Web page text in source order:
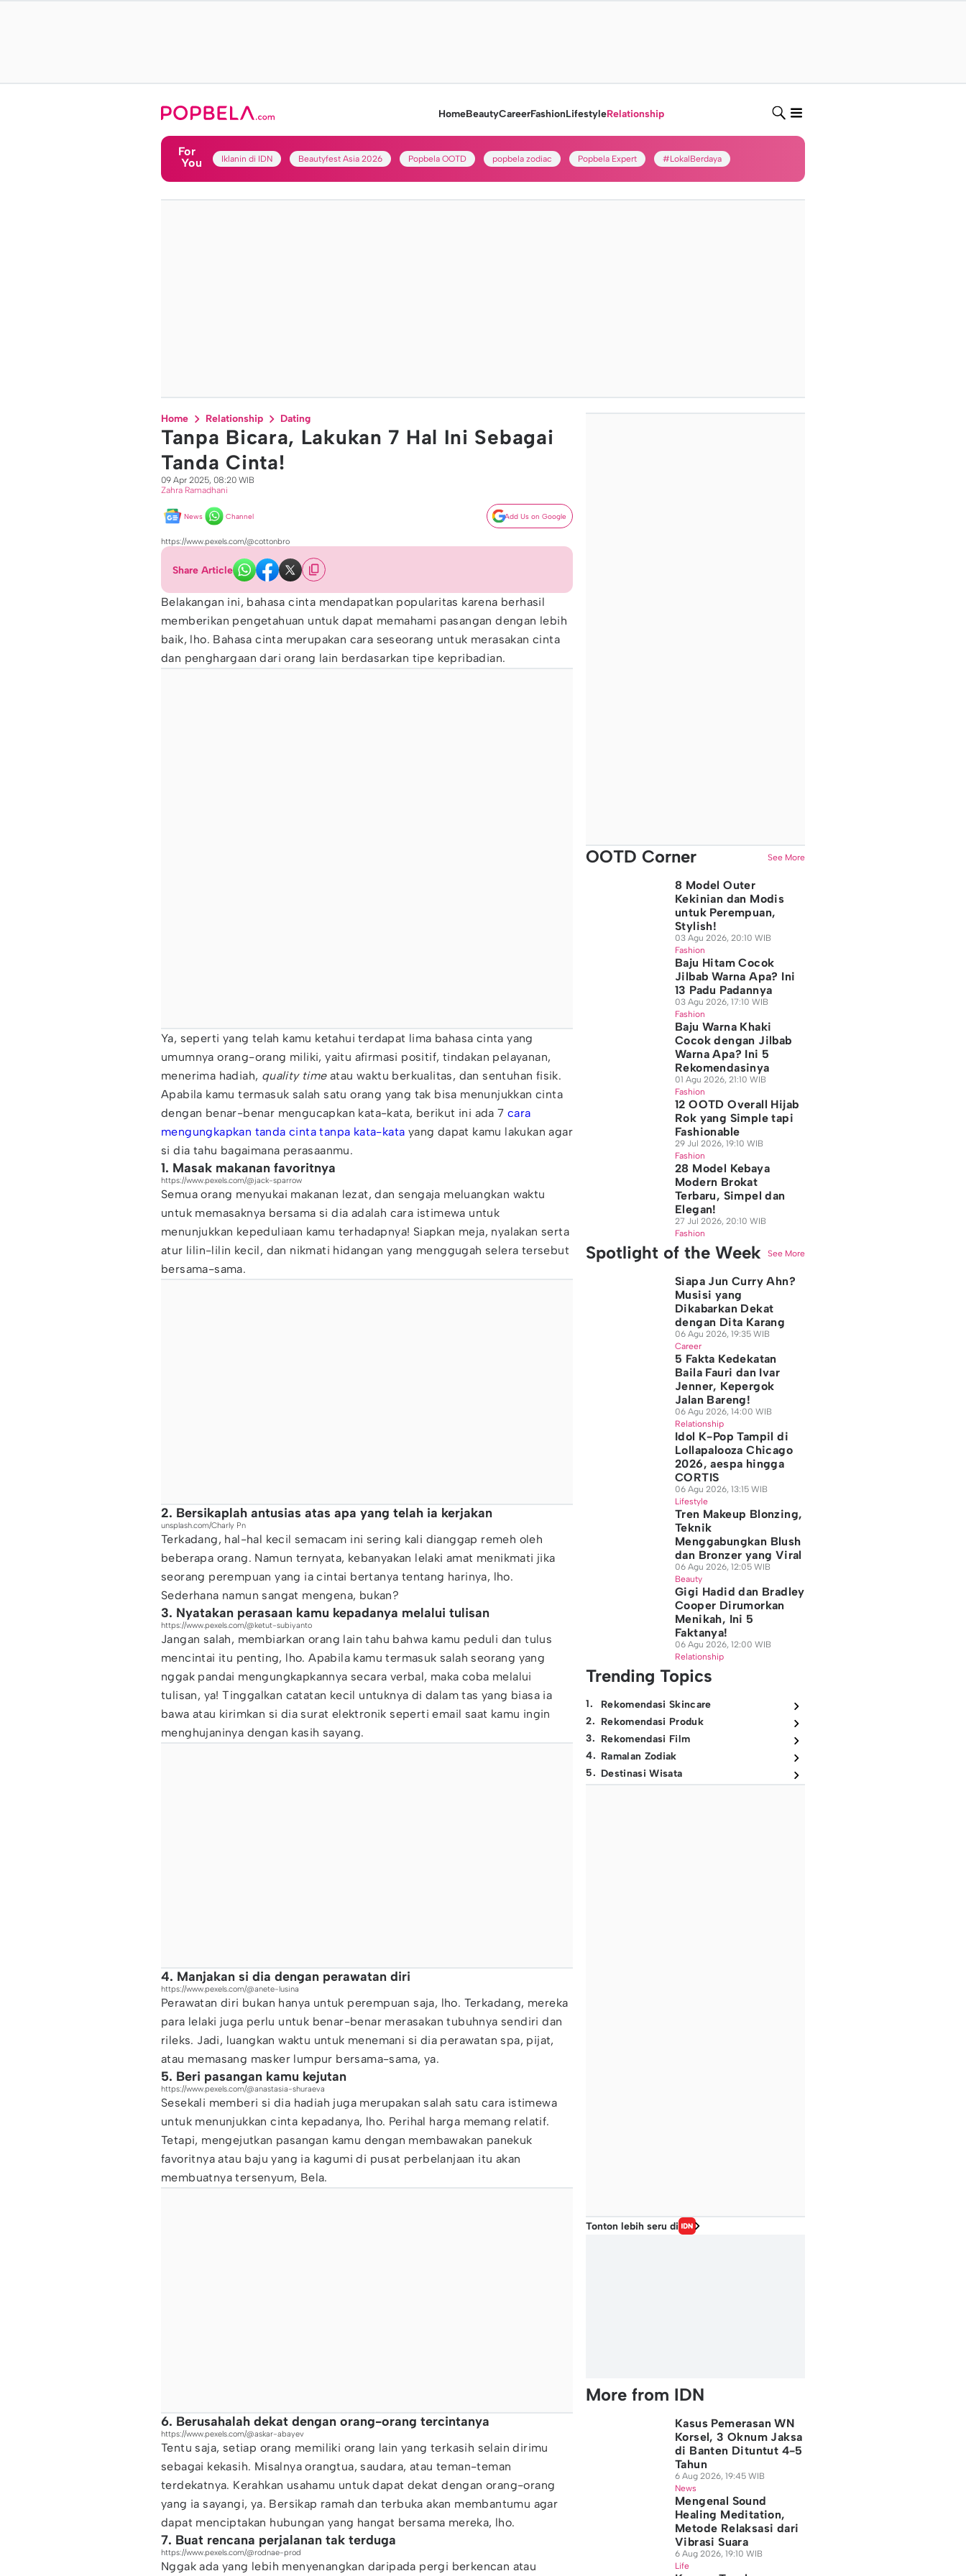
HomeBeautyCareerFashionLifestyleRelationship
For
You
Iklanin di IDN Beautyfest Asia 2026 Popbela OOTD popbela zodiac Popbela Expert #LokalBerdaya
Home Relationship Dating
Tanpa Bicara, Lakukan 7 Hal Ini Sebagai
Tanda Cinta!
09 Apr 2025, 08:20 WIB
Zahra Ramadhani
News Channel Add Us on Google
https://www.pexels.com/@cottonbro
Share Article
Belakangan ini, bahasa cinta mendapatkan popularitas karena berhasil
memberikan pengetahuan untuk dapat memahami pasangan dengan lebih
baik, lho. Bahasa cinta merupakan cara seseorang untuk merasakan cinta
dan penghargaan dari orang lain berdasarkan tipe kepribadian.
Ya, seperti yang telah kamu ketahui terdapat lima bahasa cinta yang
umumnya orang-orang miliki, yaitu afirmasi positif, tindakan pelayanan,
menerima hadiah, quality timeatau waktu berkualitas, dan sentuhan fisik.
Apabila kamu termasuk salah satu orang yang tak bisa menunjukkan cinta
dengan benar-benar mengucapkan kata-kata, berikut ini ada 7 cara
mengungkapkan tanda cinta tanpa kata-kata yang dapat kamu lakukan agar
si dia tahu bagaimana perasaanmu.
1. Masak makanan favoritnya
https://www.pexels.com/@jack-sparrow
Semua orang menyukai makanan lezat, dan sengaja meluangkan waktu
untuk memasaknya bersama si dia adalah cara istimewa untuk
menunjukkan kepeduliaan kamu terhadapnya! Siapkan meja, nyalakan serta
atur lilin-lilin kecil, dan nikmati hidangan yang menggugah selera tersebut
bersama-sama.
2. Bersikaplah antusias atas apa yang telah ia kerjakan
unsplash.com/Charly Pn
Terkadang, hal-hal kecil semacam ini sering kali dianggap remeh oleh
beberapa orang. Namun ternyata, kebanyakan lelaki amat menikmati jika
seorang perempuan yang ia cintai bertanya tentang harinya, lho.
Sederhana namun sangat mengena, bukan?
3. Nyatakan perasaan kamu kepadanya melalui tulisan
https://www.pexels.com/@ketut-subiyanto
Jangan salah, membiarkan orang lain tahu bahwa kamu peduli dan tulus
mencintai itu penting, lho. Apabila kamu termasuk salah seorang yang
nggak pandai mengungkapkannya secara verbal, maka coba melalui
tulisan, ya! Tinggalkan catatan kecil untuknya di dalam tas yang biasa ia
bawa atau kirimkan si dia surat elektronik seperti email saat kamu ingin
menghujaninya dengan kasih sayang.
4. Manjakan si dia dengan perawatan diri
https://www.pexels.com/@anete-lusina
Perawatan diri bukan hanya untuk perempuan saja, lho. Terkadang, mereka
para lelaki juga perlu untuk benar-benar merasakan tubuhnya sendiri dan
rileks. Jadi, luangkan waktu untuk menemani si dia perawatan spa, pijat,
atau memasang masker lumpur bersama-sama, ya.
5. Beri pasangan kamu kejutan
https://www.pexels.com/@anastasia-shuraeva
Sesekali memberi si dia hadiah juga merupakan salah satu cara istimewa
untuk menunjukkan cinta kepadanya, lho. Perihal harga memang relatif.
Tetapi, mengejutkan pasangan kamu dengan membawakan panekuk
favoritnya atau baju yang ia kagumi di pusat perbelanjaan itu akan
membuatnya tersenyum, Bela.
6. Berusahalah dekat dengan orang-orang tercintanya
https://www.pexels.com/@askar-abayev
Tentu saja, setiap orang memiliki orang lain yang terkasih selain dirimu
sebagai kekasih. Misalnya orangtua, saudara, atau teman-teman
terdekatnya. Kerahkan usahamu untuk dapat dekat dengan orang-orang
yang ia sayangi, ya. Bersikap ramah dan terbuka akan membantumu agar
dapat menciptakan hubungan yang hangat bersama mereka, lho.
7. Buat rencana perjalanan tak terduga
https://www.pexels.com/@rodnae-prod
Nggak ada yang lebih menyenangkan daripada pergi berkencan atau
OOTD Corner See More
8 Model Outer
Kekinian dan Modis
untuk Perempuan,
Stylish!
03 Agu 2026, 20:10 WIB
Fashion
Baju Hitam Cocok
Jilbab Warna Apa? Ini
13 Padu Padannya
03 Agu 2026, 17:10 WIB
Fashion
Baju Warna Khaki
Cocok dengan Jilbab
Warna Apa? Ini 5
Rekomendasinya
01 Agu 2026, 21:10 WIB
Fashion
12 OOTD Overall Hijab
Rok yang Simple tapi
Fashionable
29 Jul 2026, 19:10 WIB
Fashion
28 Model Kebaya
Modern Brokat
Terbaru, Simpel dan
Elegan!
27 Jul 2026, 20:10 WIB
Fashion
Spotlight of the Week See More
Siapa Jun Curry Ahn?
Musisi yang
Dikabarkan Dekat
dengan Dita Karang
06 Agu 2026, 19:35 WIB
Career
5 Fakta Kedekatan
Baila Fauri dan Ivar
Jenner, Kepergok
Jalan Bareng!
06 Agu 2026, 14:00 WIB
Relationship
Idol K-Pop Tampil di
Lollapalooza Chicago
2026, aespa hingga
CORTIS
06 Agu 2026, 13:15 WIB
Lifestyle
Tren Makeup Blonzing,
Teknik
Menggabungkan Blush
dan Bronzer yang Viral
06 Agu 2026, 12:05 WIB
Beauty
Gigi Hadid dan Bradley
Cooper Dirumorkan
Menikah, Ini 5
Faktanya!
06 Agu 2026, 12:00 WIB
Relationship
Trending Topics
1.
Rekomendasi Skincare
2. Rekomendasi Produk
3. Rekomendasi Film
4. Ramalan Zodiak
5. Destinasi Wisata
Tonton lebih seru di
More from IDN
Kasus Pemerasan WN
Korsel, 3 Oknum Jaksa
di Banten Dituntut 4-5
Tahun
6 Aug 2026, 19:45 WIB
News
Mengenal Sound
Healing Meditation,
Metode Relaksasi dari
Vibrasi Suara
6 Aug 2026, 19:10 WIB
Life